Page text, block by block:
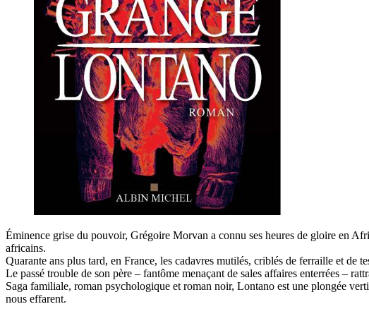
Éminence grise du pouvoir, Grégoire Morvan a connu ses heures de gloire en
africains.
Quarante ans plus tard, en France, les cadavres mutilés, criblés de ferraille et de
Le passé trouble de son père – fantôme menaçant de sales affaires enterrées –
Saga familiale, roman psychologique et roman noir, Lontano est une plongée
nous effarent.